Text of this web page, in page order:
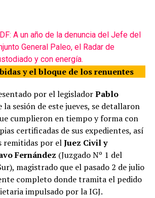
A un año de la denuncia del Jefe del
General Paleo, el Radar de
y con energía.
y el bloque de los renuentes
por el legisladorPablo
sesión de este jueves, se detallaron
cumplieron en tiempo y forma con
certificadas de sus expedientes, así
remitidas por elJuez Civil y
Fernández (Juzgado Nº 1 del
magistrado que el pasado 2 de julio
completo donde tramita el pedido
impulsado por la IGJ.